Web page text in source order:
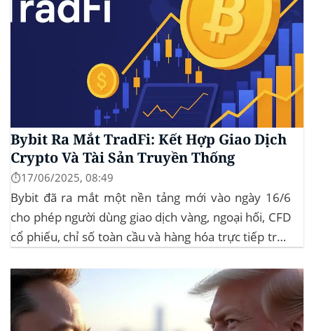
Bybit Ra Mắt TradFi: Kết Hợp Giao Dịch
Crypto Và Tài Sản Truyền Thống
⏱️17/06/2025, 08:49
Bybit đã ra mắt một nền tảng mới vào ngày 16/6
cho phép người dùng giao dịch vàng, ngoại hối, CFD
cổ phiếu, chỉ số toàn cầu và hàng hóa trực tiếp trên
giao dịch tiền mã hóa...